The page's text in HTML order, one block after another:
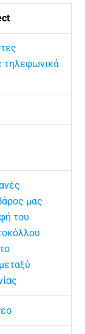
τηλεφωνικά
μας
του